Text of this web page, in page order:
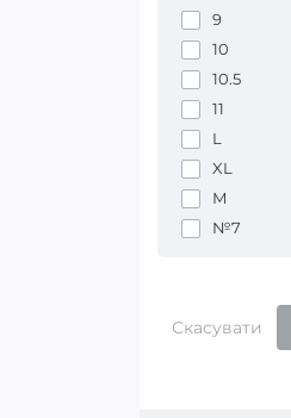
9
10
10.5
11
L
XL
М
№7
Скасувати